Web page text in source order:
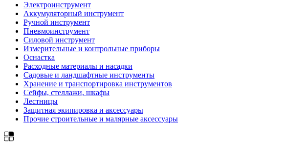
Электроинструмент
Аккумуляторный инструмент
Ручной инструмент
Пневмоинструмент
Силовой инструмент
Измерительные и контрольные приборы
Оснастка
Расходные материалы и насадки
Садовые и ландшафтные инструменты
Хранение и транспортировка инструментов
Сейфы, стеллажи, шкафы
Лестницы
Защитная экипировка и аксессуары
Прочие строительные и малярные аксессуары